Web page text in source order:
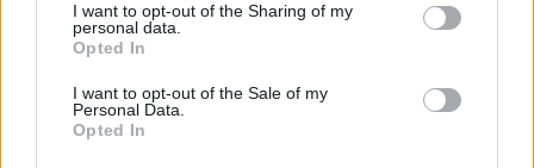
I want to opt-out of the Sharing of my
personal data.
Opted In
I want to opt-out of the Sale of my
Personal Data.
Opted In